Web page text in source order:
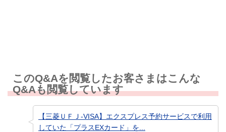
このQ&Aを閲覧したお客さまはこんな
Q&Aも閲覧しています
【三菱ＵＦＪ-VISA】エクスプレス予約サービスで利用
していた「プラスEXカード」を...